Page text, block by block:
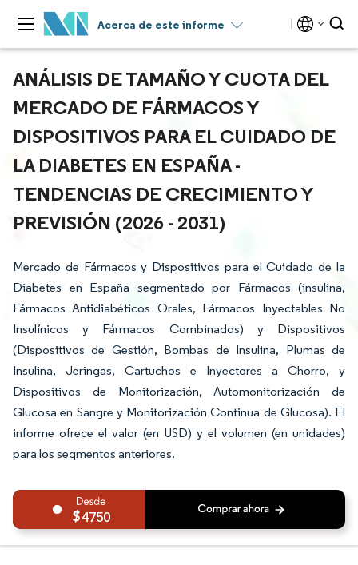
Acerca de este informe
ANÁLISIS DE TAMAÑO Y CUOTA DEL
MERCADO DE FÁRMACOS Y
DISPOSITIVOS PARA EL CUIDADO DE
LA DIABETES EN ESPAÑA -
TENDENCIAS DE CRECIMIENTO Y
PREVISIÓN (2026 - 2031)
Mercado de Fármacos y Dispositivos para el Cuidado de la
Diabetes en España segmentado por Fármacos (insulina,
Fármacos Antidiabéticos Orales, Fármacos Inyectables No
Insulínicos y Fármacos Combinados) y Dispositivos
(Dispositivos de Gestión, Bombas de Insulina, Plumas de
Insulina, Jeringas, Cartuchos e Inyectores a Chorro, y
Dispositivos de Monitorización, Automonitorización de
Glucosa en Sangre y Monitorización Continua de Glucosa). El
informe ofrece el valor (en USD) y el volumen (en unidades)
para los segmentos anteriores.
4750